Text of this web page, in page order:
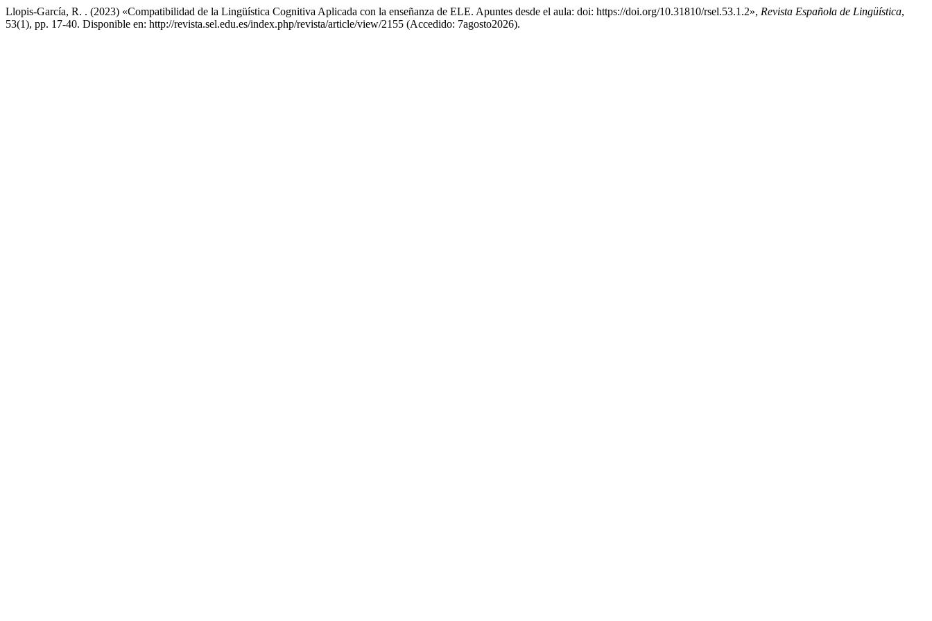
Llopis-García, R. . (2023) «Compatibilidad de la Lingüística Cognitiva Aplicada con la enseñanza de ELE. Apuntes desde el aula: doi: https://doi.org/10.31810/rsel.53.1.2», Revista Española de Lingüística,
53(1), pp. 17-40. Disponible en: http://revista.sel.edu.es/index.php/revista/article/view/2155 (Accedido: 7agosto2026).